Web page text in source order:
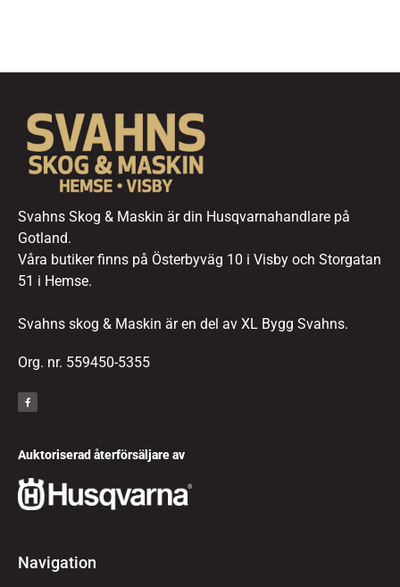
Svahns Skog & Maskin är din Husqvarnahandlare på
Gotland.
Våra butiker finns på Österbyväg 10 i Visby och Storgatan
51 i Hemse.
Svahns skog & Maskin är en del av XL Bygg Svahns.
Org. nr. 559450-5355
Auktoriserad återförsäljare av
Navigation